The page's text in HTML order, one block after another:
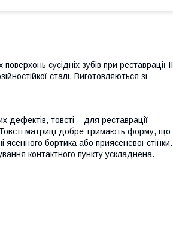
сусідніх зубів при реставрації II
сталі. Виготовляються зі
дефектів, товсті – для реставрації
Товсті матриці добре тримають форму, що
ясенного бортика або приясеневої стінки.
контактного пункту ускладнена.